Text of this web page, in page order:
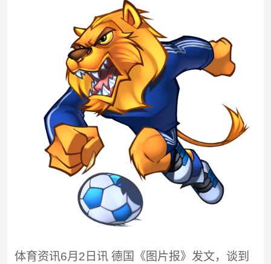
体育资讯6月2日讯 德国《图片报》发文，谈到